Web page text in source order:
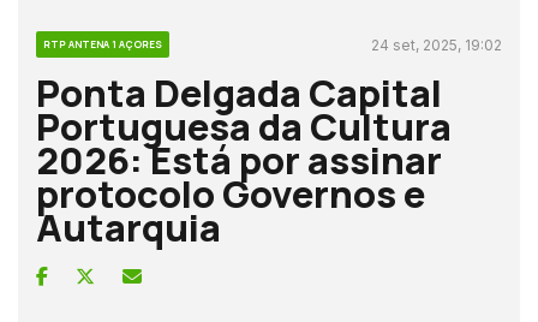
RTP ANTENA 1 AÇORES 24 set, 2025, 19:02
Ponta Delgada Capital
Portuguesa da Cultura
2026: Está por assinar
protocolo Governos e
Autarquia